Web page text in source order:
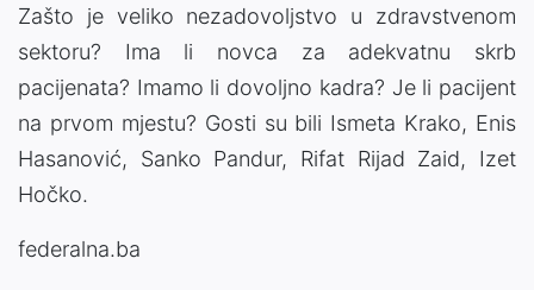
Zašto je veliko nezadovoljstvo u zdravstvenom
sektoru? Ima li novca za adekvatnu skrb
pacijenata? Imamo li dovoljno kadra? Je li pacijent
na prvom mjestu? Gosti su bili Ismeta Krako, Enis
Hasanović, Sanko Pandur, Rifat Rijad Zaid, Izet
Hočko.
federalna.ba